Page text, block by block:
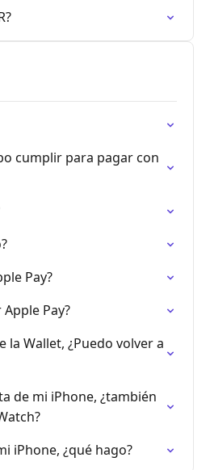
cumplir para pagar con
Pay?
Pay?
la Wallet, ¿Puedo volver a
de mi iPhone, ¿también
iPhone, ¿qué hago?